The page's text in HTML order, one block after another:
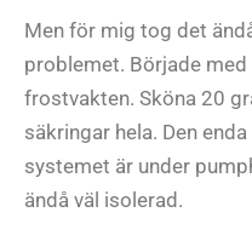
Men för mig tog det
problemet. Började
frostvakten. Sköna 20
säkringar hela. Den
systemet är under
ändå väl isolerad.